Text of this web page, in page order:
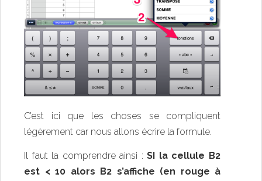
C’est ici que les choses se compliquent
légèrement car nous allons écrire la formule.
Il faut la comprendre ainsi :SI la cellule B2
est < 10 alors B2 s’affiche (en rouge à